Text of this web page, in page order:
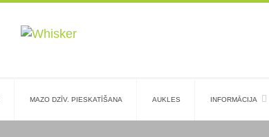
MAZO DZĪV. PIESKATĪŠANA AUKLES INFORMĀCIJA